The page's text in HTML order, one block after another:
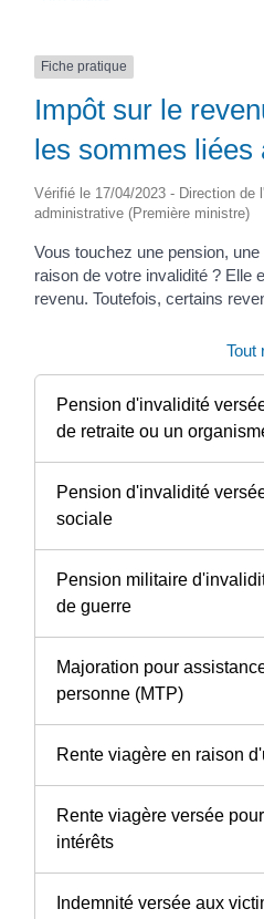
Fiche pratique
Impôt sur le
les sommes liées
Vérifié le 17/04/2023 - Direction de
administrative (Première ministre)
Vous touchez une pension,
raison de votre invalidité ? Elle
revenu. Toutefois, certains
Tout
Pension d'invalidité
de retraite ou un
Pension d'invalidité
sociale
Pension militaire
de guerre
Majoration pour
personne (MTP)
Rente viagère en raison
Rente viagère versée
intérêts
Indemnité versée aux